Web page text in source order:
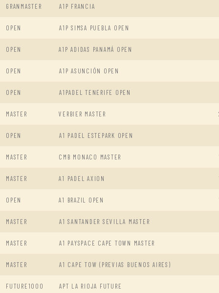
GRANMASTER A1P FRANCIA
OPEN A1P SIMSA PUEBLA OPEN
OPEN A1P ADIDAS PANAMÁ OPEN
OPEN A1P ASUNCIÓN OPEN
OPEN A1PADEL TENERIFE OPEN
MASTER VERBIER MASTER
OPEN A1 PADEL ESTEPARK OPEN
MASTER CMB MONACO MASTER
MASTER A1 PADEL AXION
OPEN A1 BRAZIL OPEN
MASTER A1 SANTANDER SEVILLA MASTER
MASTER A1 PAYSPACE CAPE TOWN MASTER
MASTER A1 CAPE TOW (PREVIAS BUENOS AIRES)
FUTURE1000 APT LA RIOJA FUTURE